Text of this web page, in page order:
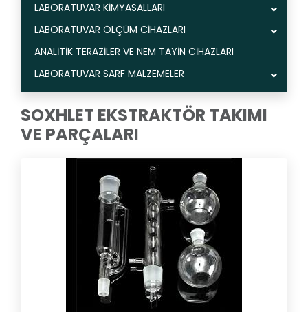
LABORATUVAR KİMYASALLARI
LABORATUVAR ÖLÇÜM CİHAZLARI
ANALİTİK TERAZİLER VE NEM TAYİN CİHAZLARI
LABORATUVAR SARF MALZEMELER
SOXHLET EKSTRAKTÖR TAKIMI
VE PARÇALARI